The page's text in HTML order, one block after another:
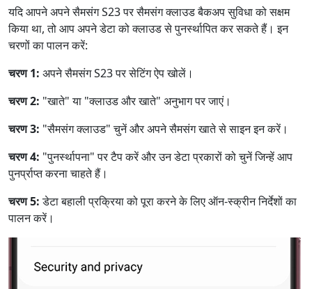
यदि आपने अपने सैमसंग S23 पर सैमसंग क्लाउड बैकअप सुविधा को सक्षम
किया था, तो आप अपने डेटा को क्लाउड से पुनर्स्थापित कर सकते हैं। इन
चरणों का पालन करें:
चरण 1: अपने सैमसंग S23 पर सेटिंग ऐप खोलें।
चरण 2: "खाते" या "क्लाउड और खाते" अनुभाग पर जाएं।
चरण 3: "सैमसंग क्लाउड" चुनें और अपने सैमसंग खाते से साइन इन करें।
चरण 4: "पुनर्स्थापना" पर टैप करें और उन डेटा प्रकारों को चुनें जिन्हें आप
पुनर्प्राप्त करना चाहते हैं।
चरण 5:डेटा बहाली प्रक्रिया को पूरा करने के लिए ऑन-स्क्रीन निर्देशों का
पालन करें।